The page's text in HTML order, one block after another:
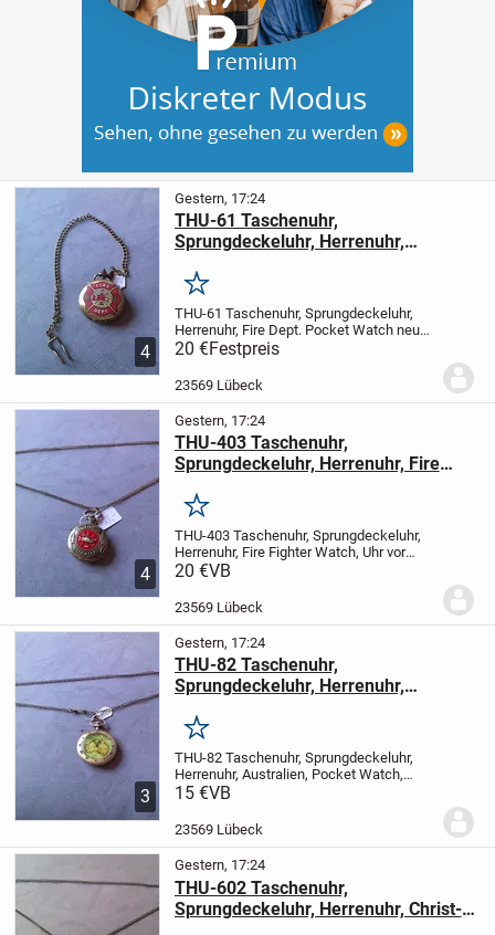
4
Gestern, 17:24
THU-61 Taschenuhr,
Sprungdeckeluhr, Herrenuhr,
neu new
Merken
THU-61 Taschenuhr, Sprungdeckeluhr,
Herrenuhr, Fire Dept. Pocket Watch neu
new vor Gebot oder Kauf, bitte die
Verfügbarkeit anfragen
100% Neu Retro design
20 €Festpreis
23569 Lübeck
4
Gestern, 17:24
THU-403 Taschenuhr,
Sprungdeckeluhr, Herrenuhr, Fire
Merken
THU-403 Taschenuhr, Sprungdeckeluhr,
Herrenuhr, Fire Fighter Watch, Uhr vor
Gebot oder Kauf, bitte die Verfügbarkeit
design Material: Metall, Zinklegierung...
20 €VB
23569 Lübeck
3
Gestern, 17:24
THU-82 Taschenuhr,
Sprungdeckeluhr, Herrenuhr,
Merken
THU-82 Taschenuhr, Sprungdeckeluhr,
Herrenuhr, Australien, Pocket Watch,
open Face
100% Neu Retro design
15 €VB
23569 Lübeck
Gestern, 17:24
THU-602 Taschenuhr,
Sprungdeckeluhr, Herrenuhr, Christ-